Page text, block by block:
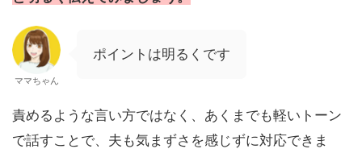
ママちゃん
ポイントは明るくです
責めるような言い方ではなく、あくまでも軽いトーン
で話すことで、夫も気まずさを感じずに対応できま